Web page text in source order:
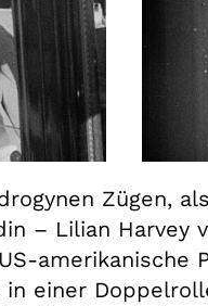
Zügen,
– Lilian Harvey
amerikanische
einer